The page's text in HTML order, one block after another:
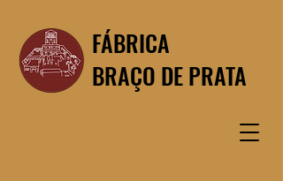
FÁBRICA
BRAÇO DE PRATA